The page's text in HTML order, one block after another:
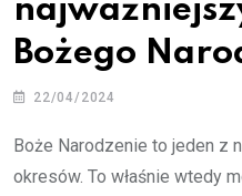
Bożego
22/04/2024
Boże Narodzenie to jeden z
okresów. To właśnie wtedy